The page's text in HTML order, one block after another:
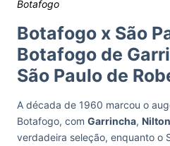
Botafogo
Botafogo x São
Botafogo de
São Paulo de
A década de 1960 marcou o
Botafogo, com Garrincha,
verdadeira seleção, enquanto o